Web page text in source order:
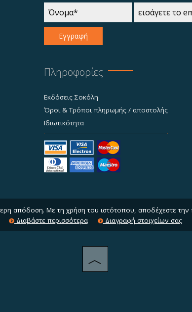
Εγγραφή
Πληροφορίες
Εκδόσεις Σοκόλη
Όροι & Τρόποι πληρωμής / αποστολής
Ιδιωτικότητα
απόδοση. Με τη χρήση του ιστότοπου, αποδέχεστε την
Διαβάστε περισσότερα
Διαγραφή στοιχείων σας
︿